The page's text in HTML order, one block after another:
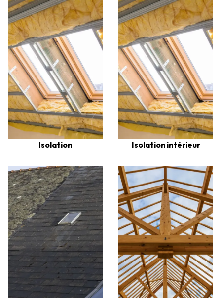
Isolation Isolation intérieur